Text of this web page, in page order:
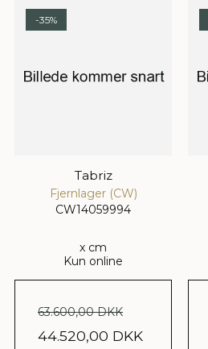
-35%
Tabriz
Fjernlager (CW)
CW14059994
x cm
Kun online
63.600,00 DKK
44.520,00 DKK